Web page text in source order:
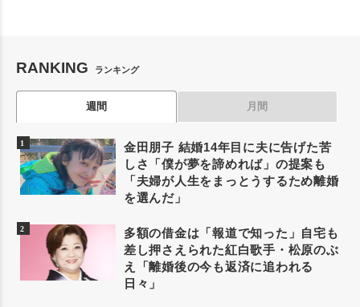
RANKING ランキング
週間 月間
金田朋子 結婚14年目に夫に告げた苦
しさ「僕が夢を諦めれば」の提案も
「夫婦が人生をまっとうするため離婚
を選んだ」
多額の借金は「報道で知った」自宅も
差し押さえられた紅白歌手・松原のぶ
え「離婚後の今も返済に追われる
日々」